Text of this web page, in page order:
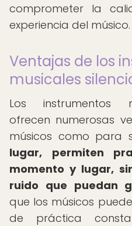
comprometer la
experiencia del músico.
Ventajas de los
musicales
Los instrumentos
ofrecen numerosas
músicos como para
lugar, permiten
momento y lugar,
ruido que puedan
que los músicos
de práctica